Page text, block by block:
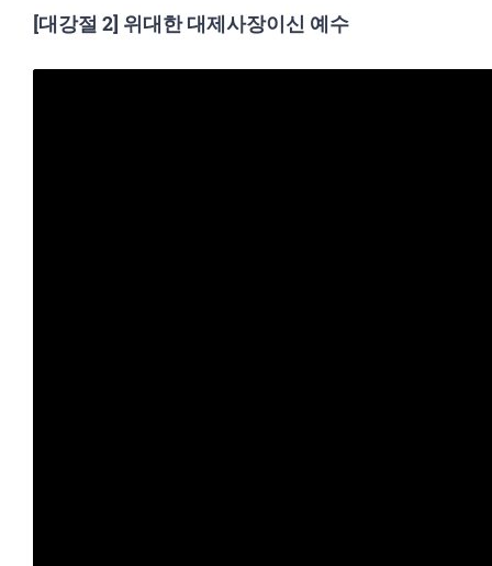
[대강절 2] 위대한 대제사장이신 예수